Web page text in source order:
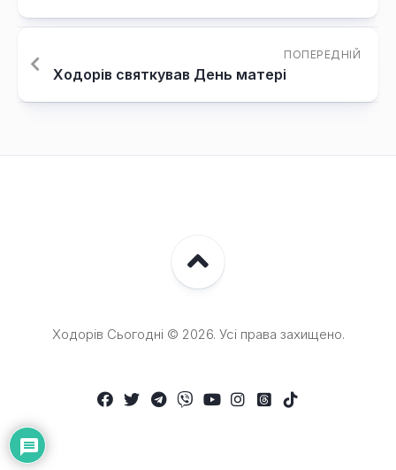
ПОПЕРЕДНІЙ
Ходорів святкував День матері
Ходорів Сьогодні © 2026. Усі права захищено.